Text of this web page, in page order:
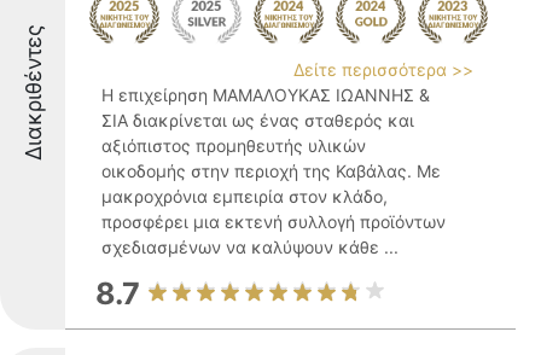
Διακριθέντες
Δείτε περισσότερα >>
Η επιχείρηση ΜΑΜΑΛΟΥΚΑΣ ΙΩΑΝΝΗΣ &
ΣΙΑ διακρίνεται ως ένας σταθερός και
αξιόπιστος προμηθευτής υλικών
οικοδομής στην περιοχή της Καβάλας. Με
μακροχρόνια εμπειρία στον κλάδο,
προσφέρει μια εκτενή συλλογή προϊόντων
σχεδιασμένων να καλύψουν κάθε ...
8.7